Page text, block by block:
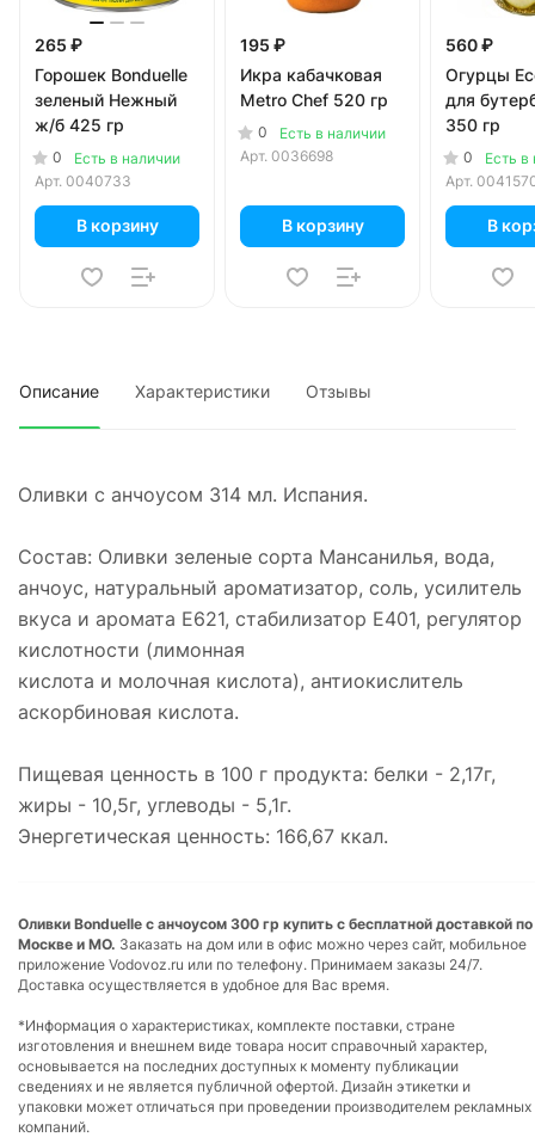
265 ₽
Горошек Bonduelle
зеленый Нежный
ж/б 425 гр
0
Есть в наличии
Арт. 0040733
В корзину
195 ₽
Икра кабачковая
Metro Chef 520 гр
0
Есть в наличии
Арт. 0036698
В корзину
560 ₽
Огурцы
для
350 гр
0
Есть в
Арт.
В
Описание Характеристики Отзывы
Оливки с анчоусом 314 мл. Испания.
Состав: Оливки зеленые сорта Мансанилья, вода,
анчоус, натуральный ароматизатор, соль, усилитель
вкуса и аромата Е621, стабилизатор Е401, регулятор
кислотности (лимонная
кислота и молочная кислота), антиокислитель
аскорбиновая кислота.
Пищевая ценность в 100 г продукта: белки - 2,17г,
жиры - 10,5г, углеводы - 5,1г.
Энергетическая ценность: 166,67 ккал.
Оливки Bonduelle с анчоусом 300 гр купить с бесплатной доставкой по
Москве и МО. Заказать на дом или в офис можно через сайт, мобильное
приложение Vodovoz.ru или по телефону. Принимаем заказы 24/7.
Доставка осуществляется в удобное для Вас время.
*Информация о характеристиках, комплекте поставки, стране
изготовления и внешнем виде товара носит справочный характер,
основывается на последних доступных к моменту публикации
сведениях и не является публичной офертой. Дизайн этикетки и
упаковки может отличаться при проведении производителем рекламных
компаний.